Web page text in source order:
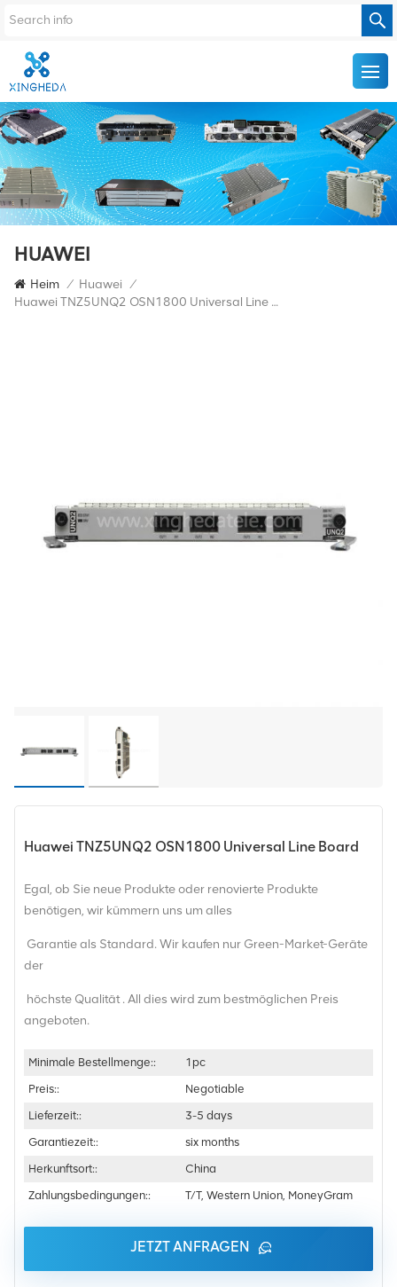
HUAWEI
Heim / Huawei /
Huawei TNZ5UNQ2 OSN1800 Universal Line Board
Huawei TNZ5UNQ2 OSN1800 Universal Line Board
Egal, ob Sie neue Produkte oder renovierte Produkte
benötigen, wir kümmern uns um alles
Garantie als Standard. Wir kaufen nur Green-Market-Geräte
der
höchste Qualität . All dies wird zum bestmöglichen Preis
angeboten.
Minimale Bestellmenge::
1pc
Preis::
Negotiable
Lieferzeit::
3-5 days
Garantiezeit::
six months
Herkunftsort::
China
Zahlungsbedingungen::
T/T, Western Union, MoneyGram
JETZT ANFRAGEN